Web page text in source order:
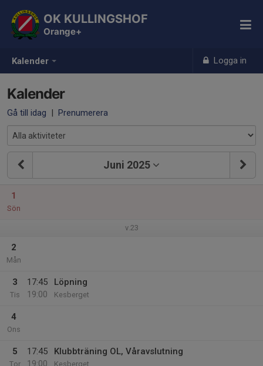
Kalender Logga in
OK KULLINGSHOF
Orange+
Kalender
Gå till idag | Prenumerera
Juni 2025
1
Sön
v.23
2
Mån
3
Tis
17:45
19:00
Löpning
Kesberget
4
Ons
5
Tor
17:45
19:00
Klubbträning OL, Våravslutning
Kesberget